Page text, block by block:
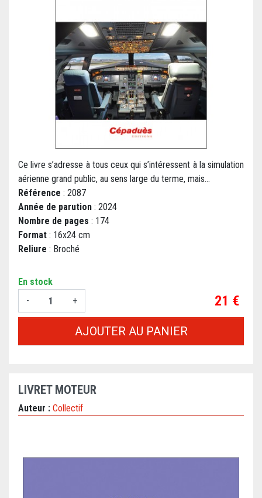
Ce livre s’adresse à tous ceux qui s’intéressent à la simulation
aérienne grand public, au sens large du terme, mais...
Référence : 2087
Année de parution : 2024
Nombre de pages : 174
Format : 16x24 cm
Reliure : Broché
En stock
-
+ Prix
21 €
AJOUTER AU PANIER
LIVRET MOTEUR
Auteur : Collectif